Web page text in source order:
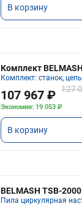
В корзину
Комплект
Комплект: станок,
107 967 ₽ 127
Экономия: 19 053 ₽
В корзину
BELMASH TSB-2000
Пила циркулярная